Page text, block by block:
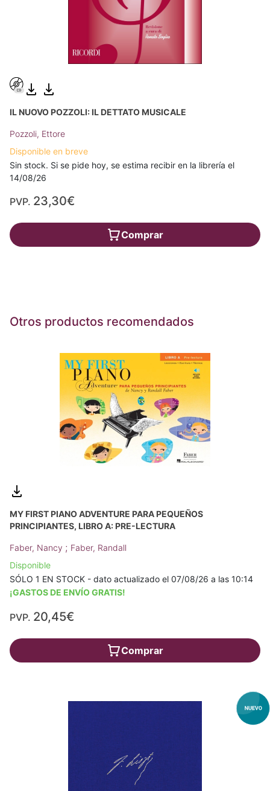
IL NUOVO POZZOLI: IL DETTATO MUSICALE
Pozzoli, Ettore
Disponible en breve
Sin stock. Si se pide hoy, se estima recibir en la librería el
14/08/26
PVP. 23,30€
Comprar
Otros productos recomendados
MY FIRST PIANO ADVENTURE PARA PEQUEÑOS
PRINCIPIANTES, LIBRO A: PRE-LECTURA
Faber, Nancy ; Faber, Randall
Disponible
SÓLO 1 EN STOCK - dato actualizado el 07/08/26 a las 10:14
¡GASTOS DE ENVÍO GRATIS!
PVP. 20,45€
Comprar